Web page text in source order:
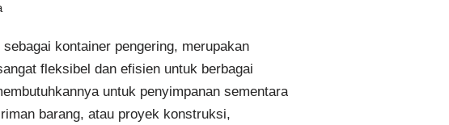
kontainer pengering, merupakan
fleksibel dan efisien untuk berbagai
untuk penyimpanan sementara
barang, atau proyek konstruksi,